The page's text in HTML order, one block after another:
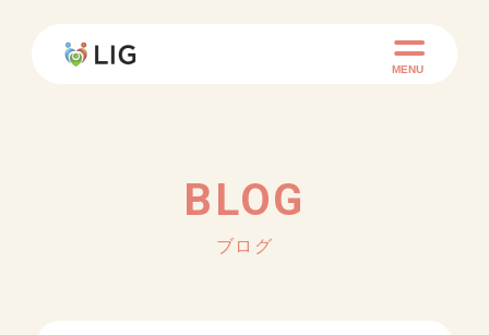
MENU
BLOG
ブログ